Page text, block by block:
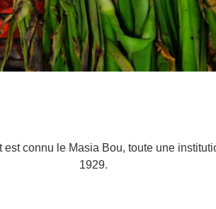
connu le Masia Bou, toute une
1929.